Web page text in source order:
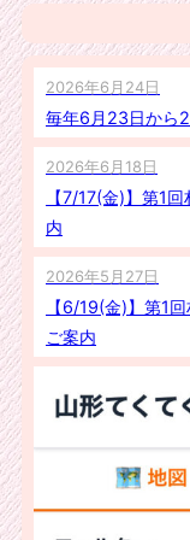
2026年6月24日
毎年6月23日から
2026年6月18日
【7/17(金)】第1
内
2026年5月27日
【6/19(金)】第1
ご案内